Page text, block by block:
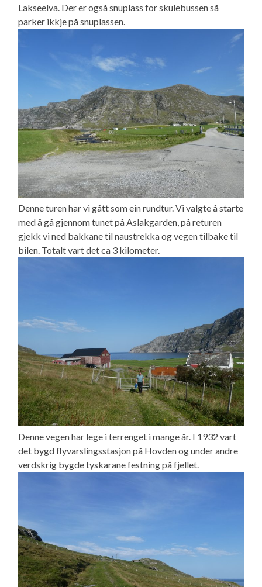
Lakseelva. Der er også snuplass for skulebussen så
parker ikkje på snuplassen.
Denne turen har vi gått som ein rundtur. Vi valgte å starte
med å gå gjennom tunet på Aslakgarden, på returen
gjekk vi ned bakkane til naustrekka og vegen tilbake til
bilen. Totalt vart det ca 3 kilometer.
Denne vegen har lege i terrenget i mange år. I 1932 vart
det bygd flyvarslingsstasjon på Hovden og under andre
verdskrig bygde tyskarane festning på fjellet.